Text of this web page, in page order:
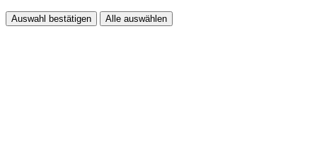
Auswahl bestätigen Alle auswählen